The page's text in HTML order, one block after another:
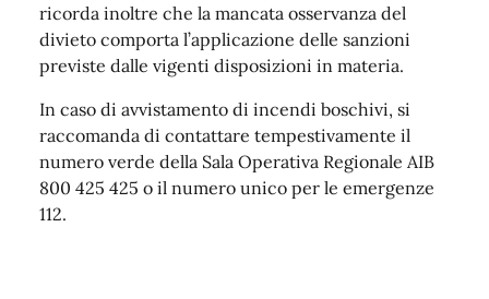
ricorda inoltre che la mancata osservanza del
divieto comporta l’applicazione delle sanzioni
previste dalle vigenti disposizioni in materia.
In caso di avvistamento di incendi boschivi, si
raccomanda di contattare tempestivamente il
numero verde della Sala Operativa Regionale AIB
800 425 425 o il numero unico per le emergenze
112.